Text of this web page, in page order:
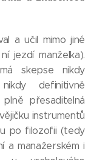
a učil mimo jiné
jezdí manželka).
skepse nikdy
definitivně
přesaditelná
instrumentů
po filozofii (tedy
a manažerském i